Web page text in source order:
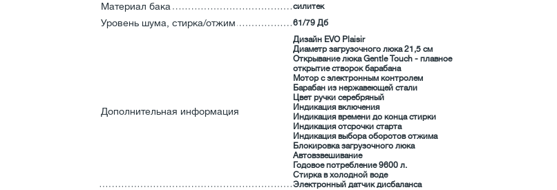
Материал бака силитек
Уровень шума, стирка/отжим 61/79 Дб
Дополнительная информация
Дизайн EVO Plaisir
Диаметр загрузочного люка 21,5 см
Открывание люка Gentle Touch - плавное
открытие створок барабана
Мотор с электронным контролем
Барабан из нержавеющей стали
Цвет ручки серебряный
Индикация включения
Индикация времени до конца стирки
Индикация отсрочки старта
Индикация выбора оборотов отжима
Блокировка загрузочного люка
Автовзвешивание
Годовое потребление 9600 л.
Стирка в холодной воде
Электронный датчик дисбаланса